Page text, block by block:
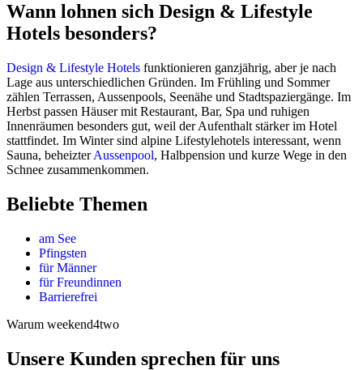
Wann lohnen sich Design & Lifestyle
Hotels besonders?
Design & Lifestyle Hotels funktionieren ganzjährig, aber je nach
Lage aus unterschiedlichen Gründen. Im Frühling und Sommer
zählen Terrassen, Aussenpools, Seenähe und Stadtspaziergänge. Im
Herbst passen Häuser mit Restaurant, Bar, Spa und ruhigen
Innenräumen besonders gut, weil der Aufenthalt stärker im Hotel
stattfindet. Im Winter sind alpine Lifestylehotels interessant, wenn
Sauna, beheizterAussenpool, Halbpension und kurze Wege in den
Schnee zusammenkommen.
Beliebte Themen
am See
Pfingsten
für Männer
für Freundinnen
Barrierefrei
Warum weekend4two
Unsere Kunden sprechen für uns